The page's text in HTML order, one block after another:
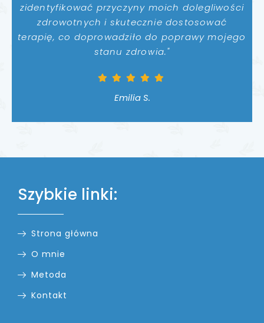
zidentyfikować przyczyny moich dolegliwości
zdrowotnych i skutecznie dostosować
terapię, co doprowadziło do poprawy mojego
stanu zdrowia."
Emilia S.
Szybkie linki:
Strona główna
O mnie
Metoda
Kontakt